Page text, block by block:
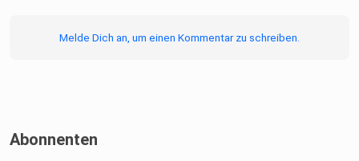
Melde Dich an, um einen Kommentar zu schreiben.
Abonnenten